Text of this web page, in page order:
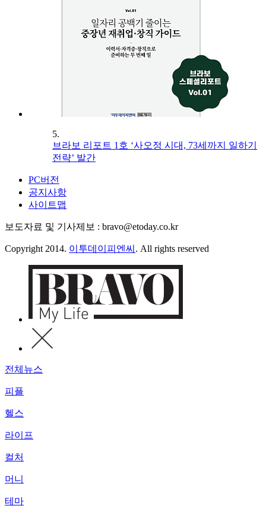
5.
브라보 리포트 1호 ‘사오정 시대, 73세까지 일하기
전략’ 발간
PC버전
공지사항
사이트맵
보도자료 및 기사제보 : bravo@etoday.co.kr
Copyright 2014. 이투데이피엔씨 . All rights reserved
전체뉴스
피플
헬스
라이프
컬처
머니
테마